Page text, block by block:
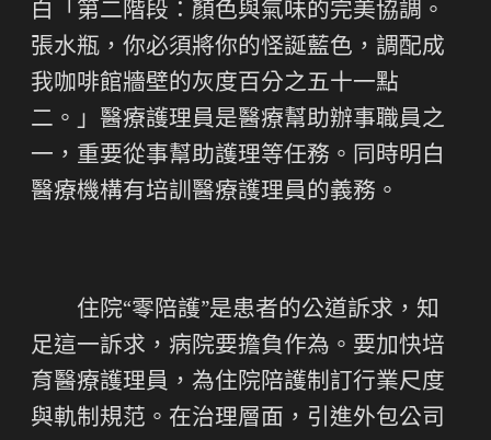
白「第二階段：顏色與氣味的完美協調。
張水瓶，你必須將你的怪誕藍色，調配成
我咖啡館牆壁的灰度百分之五十一點
二。」醫療護理員是醫療幫助辦事職員之
一，重要從事幫助護理等任務。同時明白
醫療機構有培訓醫療護理員的義務。
住院“零陪護”是患者的公道訴求，知
足這一訴求，病院要擔負作為。要加快培
育醫療護理員，為住院陪護制訂行業尺度
與軌制規范。在治理層面，引進外包公司